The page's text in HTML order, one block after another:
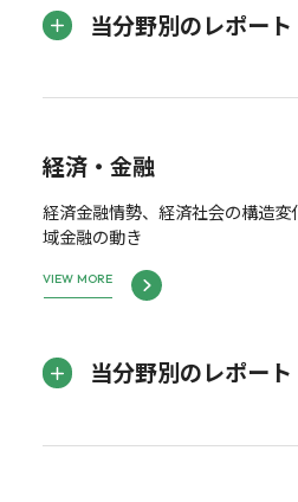
当分野別のレポート
経済・金融
経済金融情勢、経済社会の構造
域金融の動き
VIEW MORE
当分野別のレポート